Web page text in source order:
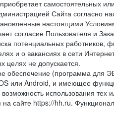
самостоятельных
Сайта согласно
настоящими
согласие Пользователя и
потенциальных
и о вакансиях в сети
целях не допускается.
(программа для
или Android, и имеющее
использования
сайте https://hh.ru.